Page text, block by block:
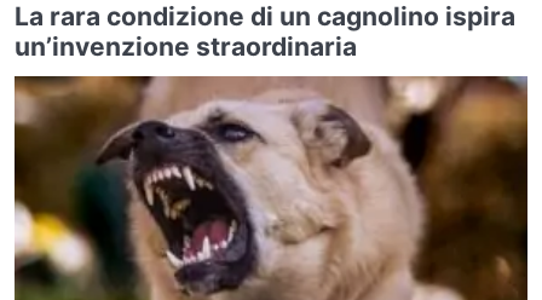
La rara condizione di un cagnolino ispira
un’invenzione straordinaria